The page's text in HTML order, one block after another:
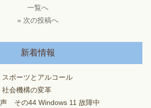
一覧へ
« 次の投稿へ
新着情報
ポーツとアルコール
会機構の変革
その44 Windows 11 故障中